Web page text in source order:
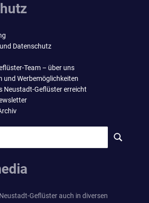
Datenschutz
Team – über uns
und Werbemöglichkeiten
Neustadt-Geflüster erreicht
SUCHEN
Geflüster auch in diversen